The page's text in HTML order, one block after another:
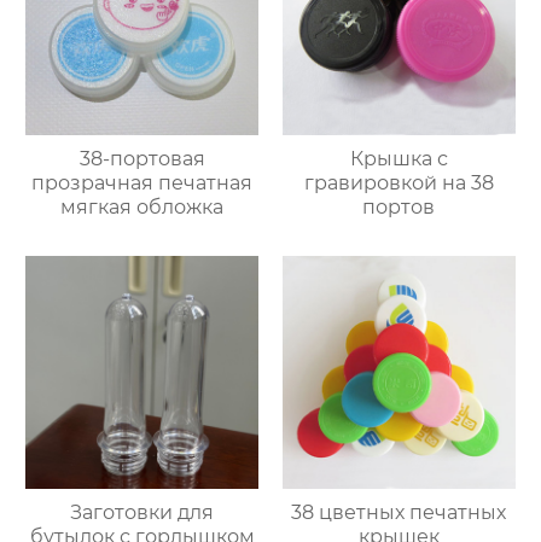
38-портовая
прозрачная печатная
мягкая обложка
Крышка с
гравировкой на 38
портов
Заготовки для
бутылок с горлышком
38 цветных печатных
крышек